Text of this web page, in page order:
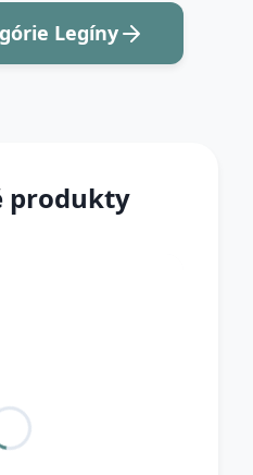
Legíny
produkty